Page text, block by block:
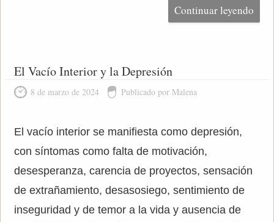
Continuar leyendo
El Vacío Interior y la Depresión
8 de marzo de 2024 Publicado por Malena
El vacío interior se manifiesta como depresión,
con síntomas como falta de motivación,
desesperanza, carencia de proyectos, sensación
de extrañamiento, desasosiego, sentimiento de
inseguridad y de temor a la vida y ausencia de